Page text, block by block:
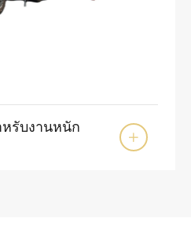
หรับงานหนัก
